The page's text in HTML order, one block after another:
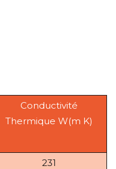
Conductivité
Thermique W(m K)
231